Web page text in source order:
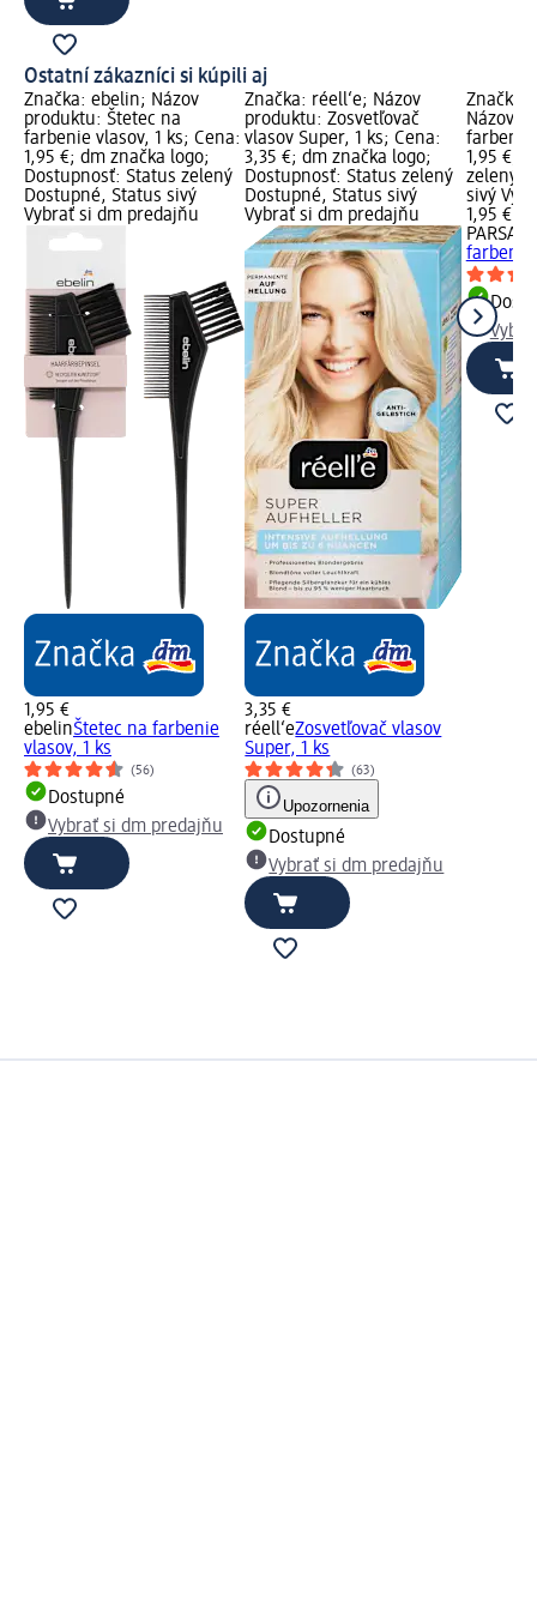
Ostatní zákazníci si kúpili aj
Značka: ebelin; Názov
produktu: Štetec na
farbenie vlasov, 1 ks; Cena:
1,95 €; dm značka logo;
Dostupnosť: Status zelený
Dostupné, Status sivý
Vybrať si dm predajňu
1,95 €
ebelinŠtetec na farbenie
vlasov, 1 ks
(56)
Dostupné
Vybrať si dm predajňu
Značka: réell‘e; Názov
produktu: Zosvetľovač
vlasov Super, 1 ks; Cena:
3,35 €; dm značka logo;
Dostupnosť: Status zelený
Dostupné, Status sivý
Vybrať si dm predajňu
3,35 €
réell‘eZosvetľovač vlasov
Super, 1 ks
(63)
Upozornenia
Dostupné
Vybrať si dm predajňu
Značka:
Názov
farbenie
1,95 €;
zelený
sivý
1,95 €
PARSA
farbenie